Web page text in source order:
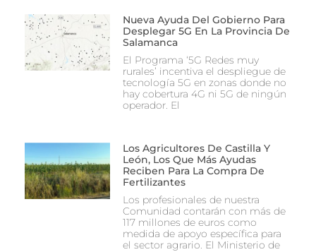
Nueva Ayuda Del Gobierno Para
Desplegar 5G En La Provincia De
Salamanca
El Programa ‘5G Redes muy
rurales’ incentiva el despliegue de
tecnología 5G en zonas donde no
hay cobertura 4G ni 5G de ningún
operador. El
Los Agricultores De Castilla Y
León, Los Que Más Ayudas
Reciben Para La Compra De
Fertilizantes
Los profesionales de nuestra
Comunidad contarán con más de
117 millones de euros como
medida de apoyo específica para
el sector agrario. El Ministerio de